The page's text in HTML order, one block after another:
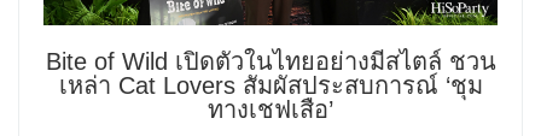
Bite of Wild เปิดตัวในไทยอย่างมีสไตล์ ชวน
เหล่า Cat Lovers สัมผัสประสบการณ์ ‘ชุม
ทางเชฟเสือ’